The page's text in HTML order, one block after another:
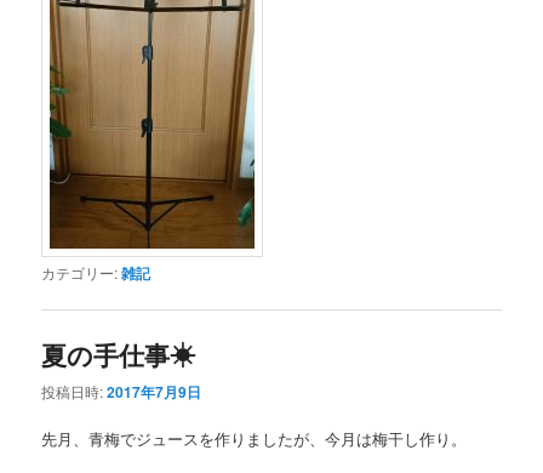
カテゴリー:雑記
夏の手仕事☀
投稿日時:2017年7月9日
先月、青梅でジュースを作りましたが、今月は梅干し作り。